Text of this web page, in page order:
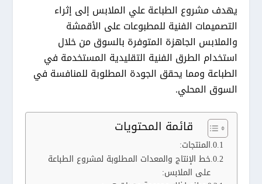
يهدف مشروع الطباعة علي الملابس إلى إثراء
التصميمات الفنية للمطبوعات على الأقمشة
والملابس الجاهزة المتوفرة بالسوق من خلال
استخدام الطرق الفنية التقليدية المستخدمة في
الطباعة ومما يحقق الجودة المطلوبة للمنافسة في
السوق المحلي.
قائمة المحتويات
المنتجات:
خط الإنتاج والمعدات المطلوبة لمشروع الطباعة
على الملابس: